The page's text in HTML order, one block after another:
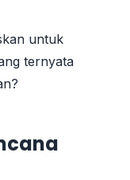
untuk
ternyata